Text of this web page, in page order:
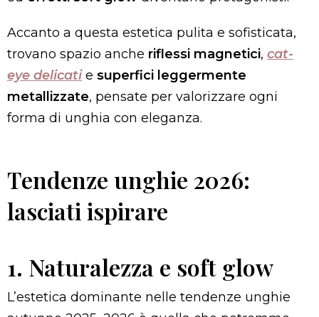
Accanto a questa estetica pulita e sofisticata,
trovano spazio anche riflessi magnetici, cat-
eye delicatie superfici leggermente
metallizzate, pensate per valorizzare ogni
forma di unghia con eleganza.
Tendenze unghie 2026:
lasciati ispirare
1. Naturalezza e soft glow
L’estetica dominante nelle tendenze unghie